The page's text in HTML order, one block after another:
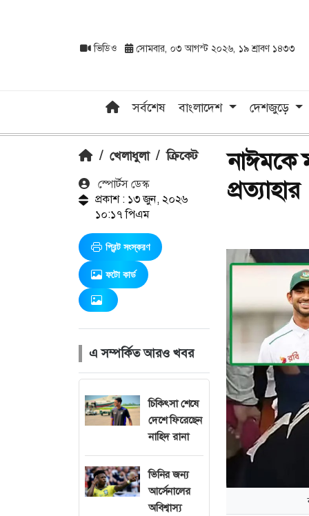
ভিডিও সোমবার, ০৩ আগস্ট ২০২৬, ১৯ শ্রাবণ ১৪৩৩
সর্বশেষ বাংলাদেশ দেশজুড়ে
/ খেলাধুলা / ক্রিকেট
স্পোর্টস ডেস্ক
প্রকাশ : ১৩ জুন, ২০২৬
১০:১৭ পিএম
প্রিন্ট সংস্করণ
ফটো কার্ড
এ সম্পর্কিত আরও খবর
চিকিৎসা শেষে
দেশে ফিরেছেন
নাহিদ রানা
ভিনির জন্য
আর্সেনালের
অবিশ্বাস্য
নাঈমকে
প্রত্যাহার